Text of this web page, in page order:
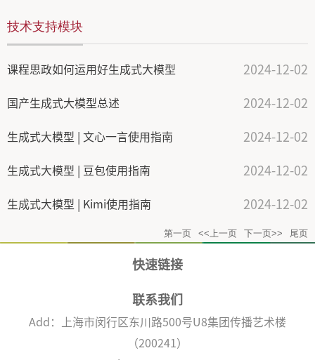
技术支持模块
课程思政如何运用好生成式大模型 2024-12-02
国产生成式大模型总述 2024-12-02
生成式大模型 | 文心一言使用指南 2024-12-02
生成式大模型 | 豆包使用指南 2024-12-02
生成式大模型 | Kimi使用指南 2024-12-02
第一页 <<上一页 下一页>> 尾页
快速链接
联系我们
Add：上海市闵行区东川路500号U8集团传播艺术楼
（200241）